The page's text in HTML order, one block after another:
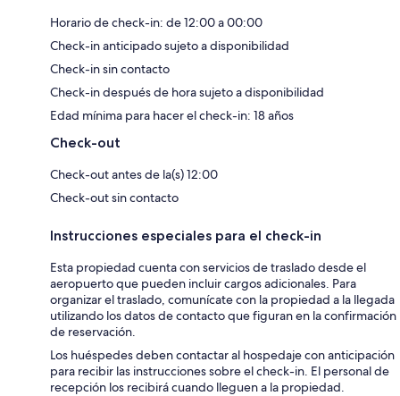
Horario de check-in: de 12:00 a 00:00
Check-in anticipado sujeto a disponibilidad
Check-in sin contacto
Check-in después de hora sujeto a disponibilidad
Edad mínima para hacer el check-in: 18 años
Check-out
Check-out antes de la(s) 12:00
Check-out sin contacto
Instrucciones especiales para el check-in
Esta propiedad cuenta con servicios de traslado desde el
aeropuerto que pueden incluir cargos adicionales. Para
organizar el traslado, comunícate con la propiedad a la llegada
utilizando los datos de contacto que figuran en la confirmación
de reservación.
Los huéspedes deben contactar al hospedaje con anticipación
para recibir las instrucciones sobre el check-in. El personal de
recepción los recibirá cuando lleguen a la propiedad.